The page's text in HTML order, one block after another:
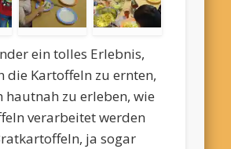
ein tolles Erlebnis,
die Kartoffeln zu ernten,
hautnah zu erleben, wie
verarbeitet werden
ja sogar